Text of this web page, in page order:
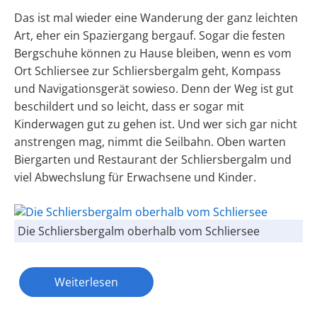
Das ist mal wieder eine Wanderung der ganz leichten
Art, eher ein Spaziergang bergauf. Sogar die festen
Bergschuhe können zu Hause bleiben, wenn es vom
Ort Schliersee zur Schliersbergalm geht, Kompass
und Navigationsgerät sowieso. Denn der Weg ist gut
beschildert und so leicht, dass er sogar mit
Kinderwagen gut zu gehen ist. Und wer sich gar nicht
anstrengen mag, nimmt die Seilbahn. Oben warten
Biergarten und Restaurant der Schliersbergalm und
viel Abwechslung für Erwachsene und Kinder.
Die Schliersbergalm oberhalb vom Schliersee
Weiterlesen